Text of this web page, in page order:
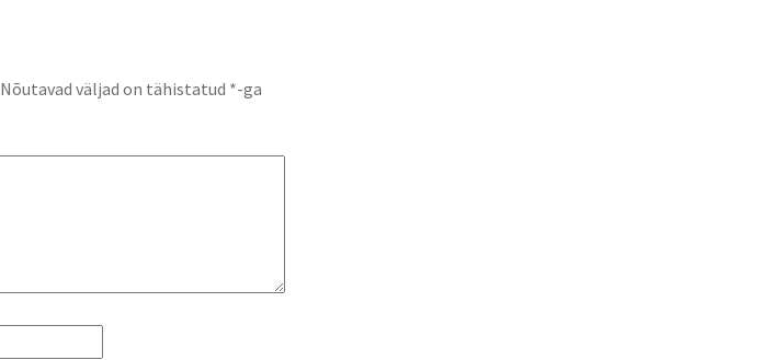
Nõutavad väljad on tähistatud *-ga